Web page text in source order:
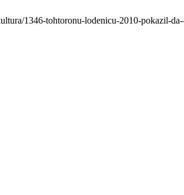
1346-tohtoronu-lodenicu-2010-pokazil-